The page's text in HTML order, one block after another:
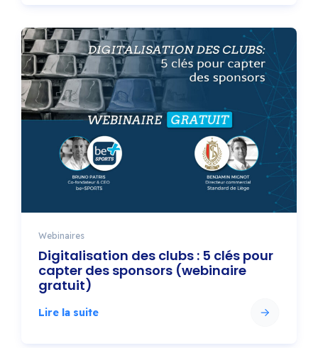
Webinaires
Digitalisation des clubs : 5 clés pour
capter des sponsors (webinaire
gratuit)
Lire la suite